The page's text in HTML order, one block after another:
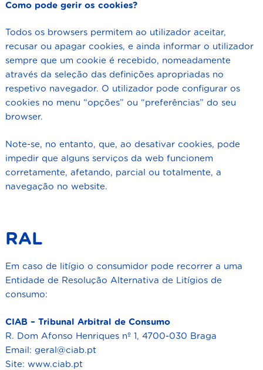
Como pode gerir os cookies?
Todos os browsers permitem ao utilizador aceitar,
recusar ou apagar cookies, e ainda informar o utilizador
sempre que um cookie é recebido, nomeadamente
através da seleção das definições apropriadas no
respetivo navegador. O utilizador pode configurar os
cookies no menu “opções” ou “preferências” do seu
browser.
Note-se, no entanto, que, ao desativar cookies, pode
impedir que alguns serviços da web funcionem
corretamente, afetando, parcial ou totalmente, a
navegação no website.
RAL
Em caso de litígio o consumidor pode recorrer a uma
Entidade de Resolução Alternativa de Litígios de
consumo:
CIAB – Tribunal Arbitral de Consumo
R. Dom Afonso Henriques nº 1, 4700-030 Braga
Email: geral@ciab.pt
Site: www.ciab.pt